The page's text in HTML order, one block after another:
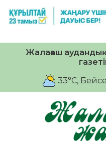
Жалағаш
33°C,